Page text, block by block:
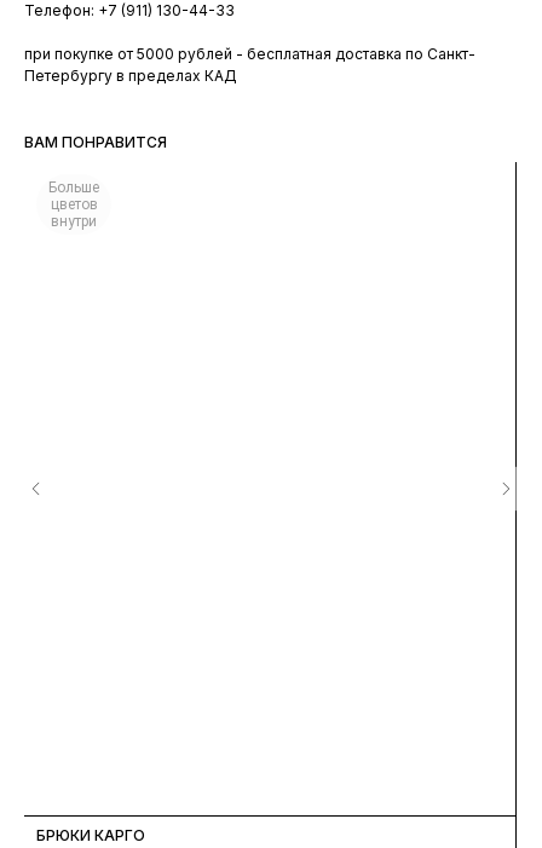
Телефон: +7 (911) 130-44-33
при покупке от 5000 рублей - бесплатная доставка по Санкт-
Петербургу в пределах КАД
ВАМ ПОНРАВИТСЯ
Больше
цветов
внутри
БРЮКИ КАРГО